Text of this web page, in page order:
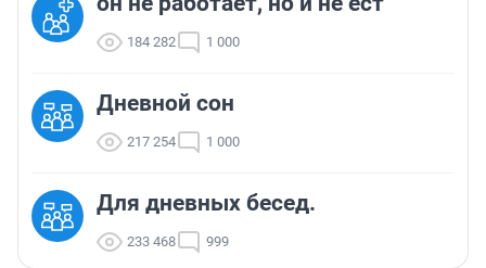
184 282 1 000
Дневной сон
217 254 1 000
Для дневных бесед.
233 468 999